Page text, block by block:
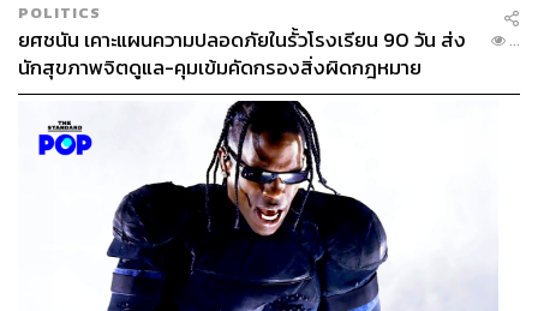
LE SMOKING SIGNATURE
POLITICS
ยศชนัน เคาะแผนความปลอดภัยในรั้วโรงเรียน 90 วัน ส่ง
นักสุขภาพจิตดูแล-คุมเข้มคัดกรองสิ่งผิดกฎหมาย
...